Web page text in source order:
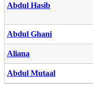
Abdul Hasib
Abdul Ghani
Aliana
Abdul Mutaal